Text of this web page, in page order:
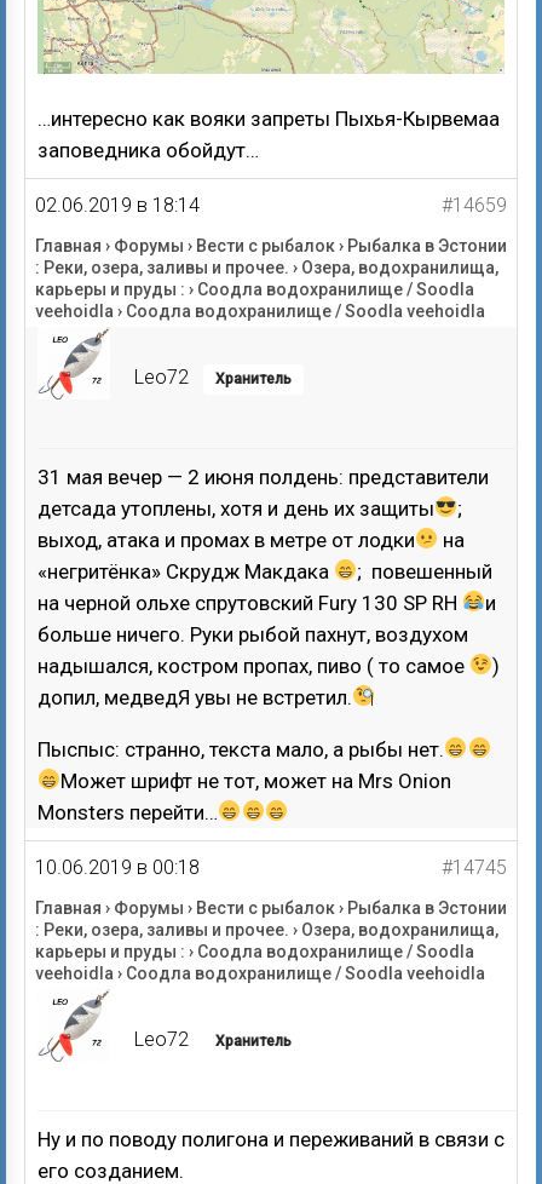
…интересно как вояки запреты Пыхья-Кырвемаа
заповедника обойдут…
02.06.2019 в 18:14 #14659
Главная › Форумы › Вести с рыбалок› Рыбалка в Эстонии
: Реки, озера, заливы и прочее. › Озера, водохранилища,
карьеры и пруды : › Соодла водохранилище / Soodla
veehoidla › Соодла водохранилище / Soodla veehoidla
Leo72 Хранитель
31 мая вечер — 2 июня полдень: представители
детсада утоплены, хотя и день их защиты
;
выход, атака и промах в метре от лодки
на
«негритёнка» Скрудж Макдака
; повешенный
на черной ольхе спрутовский Fury 130 SP RH
и
больше ничего. Руки рыбой пахнут, воздухом
надышался, костром пропах, пиво ( то самое
)
допил, медведЯ увы не встретил.
Пыспыс: странно, текста мало, а рыбы нет.
Может шрифт не тот, может на Mrs Onion
Monsters перейти…
10.06.2019 в 00:18 #14745
Главная › Форумы › Вести с рыбалок› Рыбалка в Эстонии
: Реки, озера, заливы и прочее. › Озера, водохранилища,
карьеры и пруды : › Соодла водохранилище / Soodla
veehoidla › Соодла водохранилище / Soodla veehoidla
Leo72 Хранитель
Ну и по поводу полигона и переживаний в связи с
его созданием.